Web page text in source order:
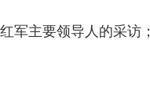
军主要领导人的采访；